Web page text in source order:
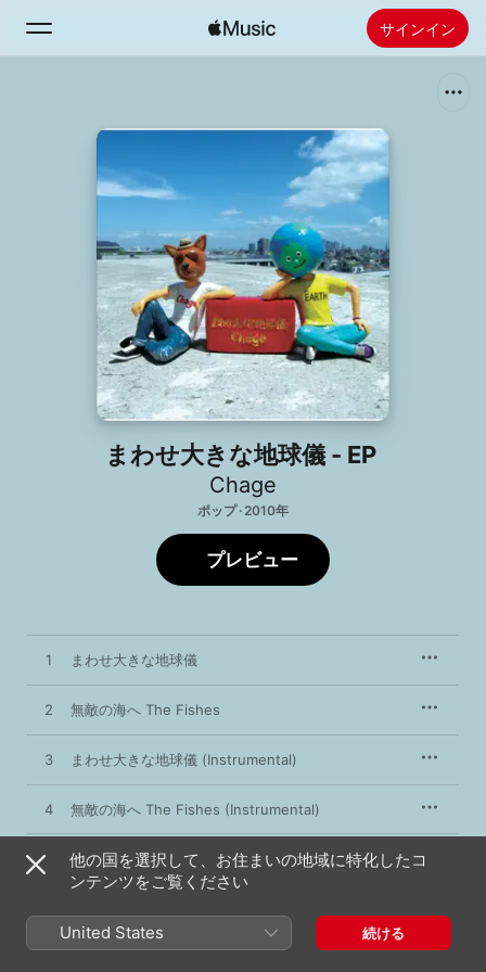
サインイン
新着おすすめ
ラジオ
Apple Musicをインストール
まわせ大きな地球儀 - EP
Chage
ポップ · 2010年
プレビュー
1 まわせ大きな地球儀
2 無敵の海へ The Fishes
3 まわせ大きな地球儀 (Instrumental)
4 無敵の海へ The Fishes (Instrumental)
2010年1月1日
℗ 2010 UNIVERSAL SIGMA, a division of UNIVERSAL MUSIC
LLC
他の国を選択して、お住まいの地域に特化したコ
ンテンツをご覧ください
United States 続ける